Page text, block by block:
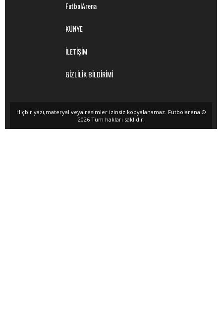
FutbolArena
KÜNYE
İLETİŞİM
GİZLİLİK BİLDİRİMİ
Hiçbir yazı,materyal veya resimler izinsiz kopyalanamaz. Futbolarena ©
2026 Tüm hakları saklıdır.